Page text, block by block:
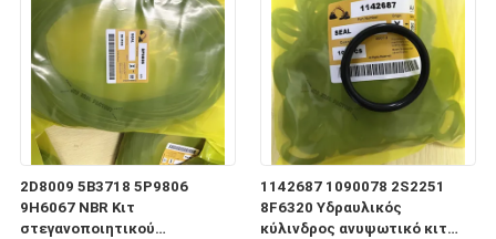
2D8009 5B3718 5P9806
9H6067 NBR Κιτ
στεγανοποιητικού
1142687 1090078 2S2251
8F6320 Υδραυλικός
κύλινδρος ανυψωτικό κιτ